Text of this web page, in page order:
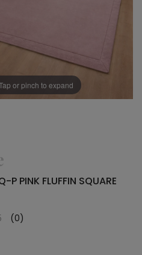
or pinch to expand
PINK FLUFFIN SQUARE
(0)